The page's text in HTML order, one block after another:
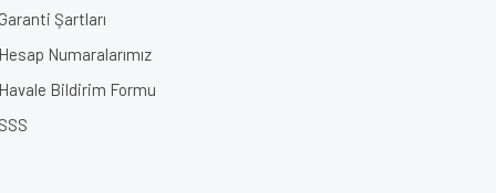
Şartları
Numaralarımız
Bildirim Formu